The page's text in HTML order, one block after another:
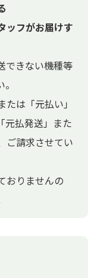
ッフがお届けす
できない機種等
は「元払い」
元払発送」また
ご請求させてい
おりませんの